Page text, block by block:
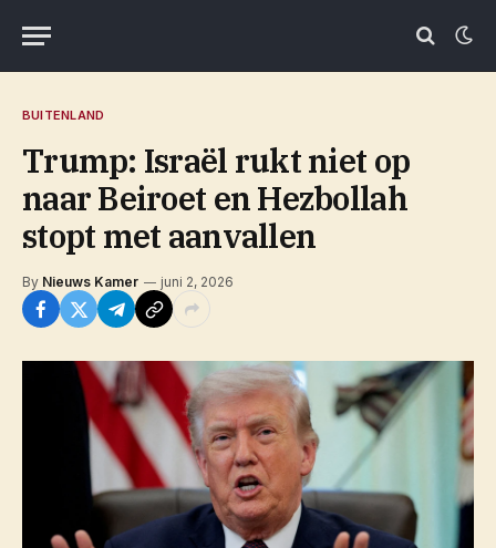
BUITENLAND
Trump: Israël rukt niet op
naar Beiroet en Hezbollah
stopt met aanvallen
By Nieuws Kamer juni 2, 2026